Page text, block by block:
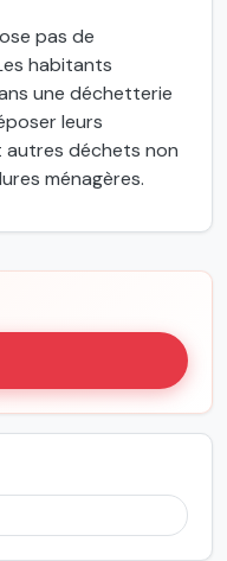
pas de
habitants
une déchetterie
leurs
déchets non
ménagères.